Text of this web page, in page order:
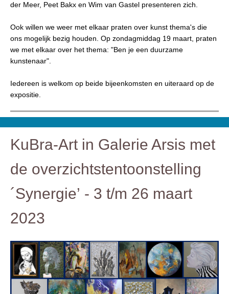
der Meer, Peet Bakx en Wim van Gastel presenteren zich.
Ook willen we weer met elkaar praten over kunst thema's die
ons mogelijk bezig houden. Op zondagmiddag 19 maart, praten
we met elkaar over het thema: "Ben je een duurzame
kunstenaar".
Iedereen is welkom op beide bijeenkomsten en uiteraard op de
expositie.
KuBra-Art in Galerie Arsis met
de overzichtstentoonstelling
´Synergie’ - 3 t/m 26 maart
2023